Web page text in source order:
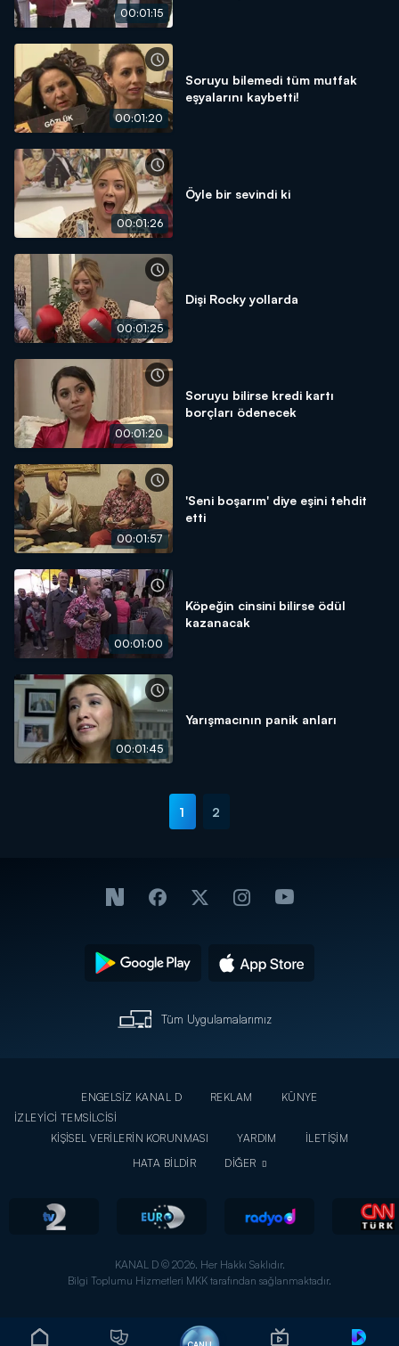
00:01:15
00:01:20
Soruyu bilemedi tüm mutfak
eşyalarını kaybetti!
00:01:26
Öyle bir sevindi ki
00:01:25
Dişi Rocky yollarda
00:01:20
Soruyu bilirse kredi kartı
borçları ödenecek
00:01:57
'Seni boşarım' diye eşini tehdit
etti
00:01:00
Köpeğin cinsini bilirse ödül
kazanacak
00:01:45
Yarışmacının panik anları
1 2
Tüm Uygulamalarımız
ENGELSİZ KANAL D REKLAM
KÜNYE
İZLEYİCİ TEMSİLCİSİ
KİŞİSEL VERİLERİN KORUNMASI
YARDIM
İLETİŞİM
HATA BİLDİR
DİĞER
KANAL D © 2026. Her Hakkı Saklıdır.
Bilgi Toplumu Hizmetleri MKK tarafından sağlanmaktadır.